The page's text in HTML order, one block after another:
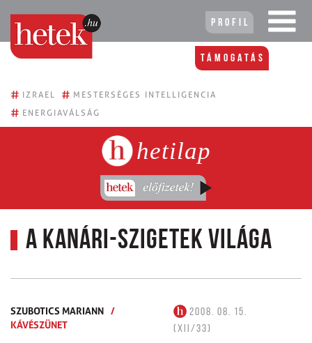
Profil
Támogatás
# IZRAEL # MESTERSÉGES INTELLIGENCIA
# ENERGIAVÁLSÁG
hetilap
A Kanári-szigetek világa
SZUBOTICS MARIANN /
KÁVÉSZÜNET
2008. 08. 15.
(XII/33)